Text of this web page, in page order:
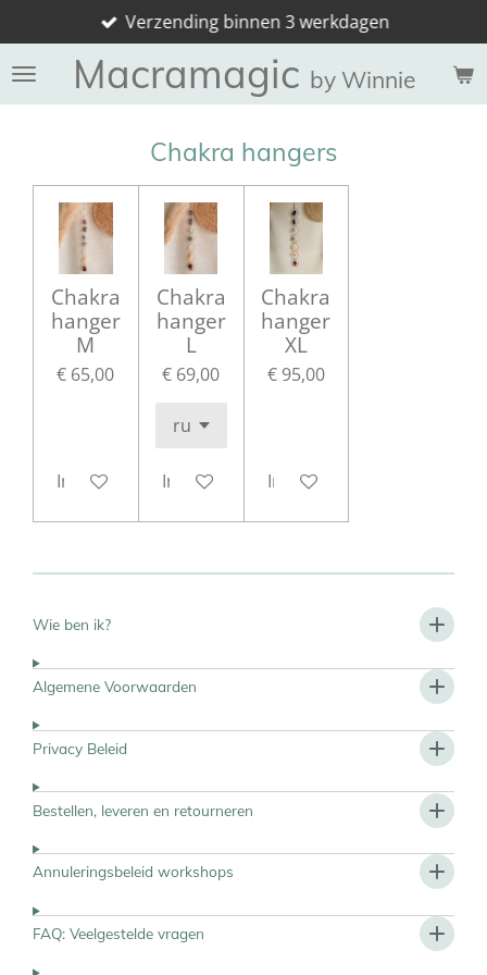
direct
naar
de
Macramagic by Winnie
Verzending binnen 3 werkdagen
Chakra hangers
Chakra
hanger
M
€ 65,00
In winkelwagen
Chakra
hanger
L
€ 69,00
In winkelwagen
Chakra
hanger
XL
€ 95,00
In winkelwagen
Wie ben ik?
Algemene Voorwaarden
Privacy Beleid
Bestellen, leveren en retourneren
Annuleringsbeleid workshops
FAQ: Veelgestelde vragen